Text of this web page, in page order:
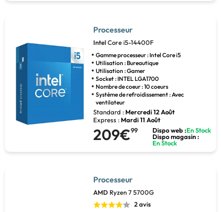
Processeur
IntelCore i5-14400F
Gamme processeur : Intel Core i5
Utilisation : Bureautique
Utilisation : Gamer
Socket : INTEL LGA1700
Nombre de coeur : 10 coeurs
Systéme de refroidissement : Avec
ventilateur
Standard : Mercredi 12 Août
Express : Mardi 11 Août
209€99 Dispo web :En Stock
Dispo magasin :
En Stock
Processeur
AMD Ryzen 7 5700G
2 avis